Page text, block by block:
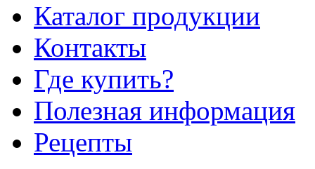
Каталог продукции
Контакты
Где купить?
Полезная информация
Рецепты